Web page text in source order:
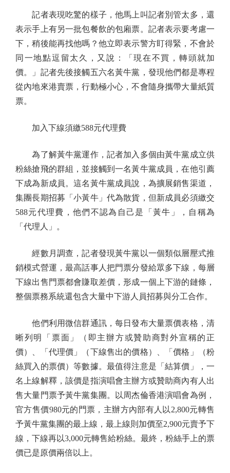
記者表現吃驚的樣子，他馬上叫記者別管太多，還
表示手上有另一批包餐飲的包廂票。記者表示要考慮一
下，稍後能再找他嗎？他立即表示警方盯得緊，不會於
同一地點逗留太久，又說：「現在不買，轉頭就加
價。」記者先後接觸五六名黃牛黨，發現他們都是專程
從內地來港賣票，行動極小心，不會隨身攜帶大量紙質
票。
加入下線須繳588元代理費
為了解黃牛黨運作，記者加入多個由黃牛黨成立供
粉絲搶飛的群組，並接觸到一名黃牛黨成員，在他引薦
下成為新成員。這名黃牛黨成員說，為擴展銷售渠道，
集團長期招募「小黃牛」代為散貨，但新成員必須繳交
588元代理費，他們不認為自己是「黃牛」，自稱為
「代理人」。
經數月調查，記者發現黃牛黨以一個類似層壓式推
銷模式營運，最高話事人把門票分發給眾多下線，每層
下線出售門票都會賺取差價，形成一個上下游的鏈條，
整個票務系統還包含大量中下游人員招募與分工合作。
他們利用微信群通訊，每日發布大量票價表格，清
晰列明「票面」（即主辦方或贊助商對外宣稱的正
價）、「代理價」（下線售出的價格）、「價格」（粉
絲買入的票價）等數據。最值得注意是「結算價」，一
名上線解釋，該價是指演唱會主辦方或贊助商內有人出
售大量門票予黃牛黨集團。以周杰倫香港演唱會為例，
官方售價980元的門票，主辦方內部有人以2,800元轉售
予黃牛黨集團的最上線，最上線則加價至2,900元賣予下
線，下線再以3,000元轉售給粉絲。最終，粉絲手上的票
價已是原價兩倍以上。